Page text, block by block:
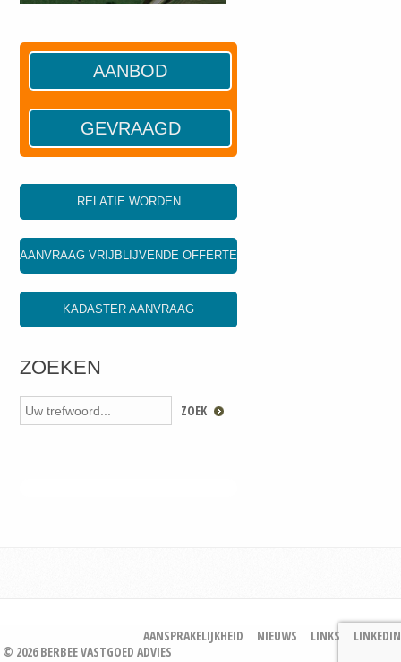
AANBOD
GEVRAAGD
RELATIE WORDEN
AANVRAAG VRIJBLIJVENDE OFFERTE
KADASTER AANVRAAG
ZOEKEN
AANSPRAKELIJKHEID NIEUWS LINKS
LINKEDIN
© 2026 BERBEE VASTGOED ADVIES